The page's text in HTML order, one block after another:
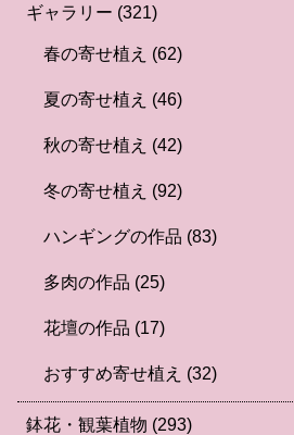
ギャラリー (321)
春の寄せ植え (62)
夏の寄せ植え (46)
秋の寄せ植え (42)
冬の寄せ植え (92)
ハンギングの作品 (83)
多肉の作品 (25)
花壇の作品 (17)
おすすめ寄せ植え (32)
鉢花・観葉植物 (293)